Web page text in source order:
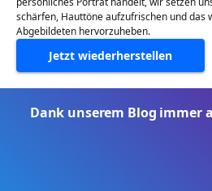
schärfen, Hauttöne aufzufrischen und das
Abgebildeten hervorzuheben.
Jetzt wiederherstellen
Dank unserem Blog immer